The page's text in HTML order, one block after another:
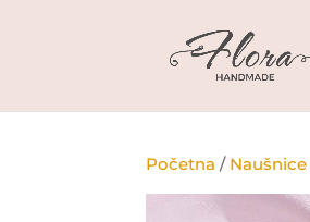
Početna / Naušnice